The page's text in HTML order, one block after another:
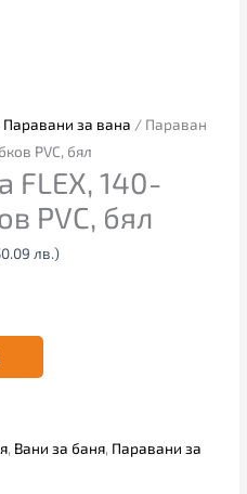
Паравани за вана / Параван
PVC, бял
FLEX, 140-
PVC, бял
лв.)
, Вани за баня, Паравани за